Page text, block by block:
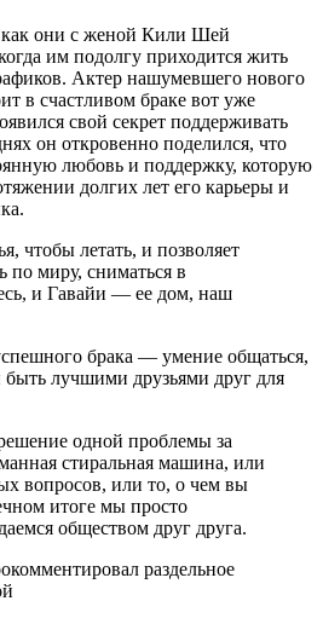
как они с женой Кили Шей
им подолгу приходится жить
Актер нашумевшего нового
в счастливом браке вот уже
свой секрет поддерживать
он откровенно поделился, что
любовь и поддержку, которую
долгих лет его карьеры и
чтобы летать, и позволяет
по миру, сниматься в
и Гавайи — ее дом, наш
брака — умение общаться,
быть лучшими друзьями друг для
одной проблемы за
стиральная машина, или
вопросов, или то, о чем вы
итоге мы просто
обществом друг друга.